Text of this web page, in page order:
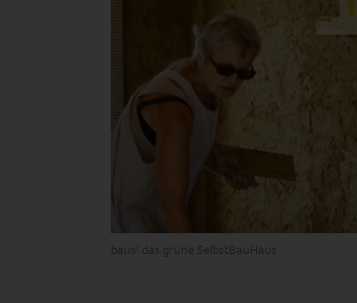
baus! das grüne SelbstBauHaus